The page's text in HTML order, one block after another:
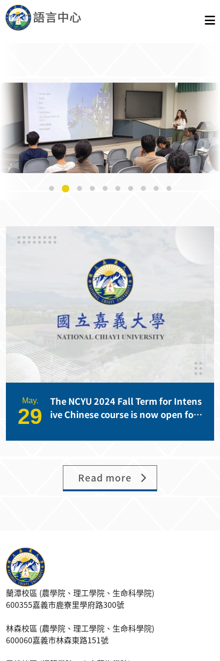
May.
29
The NCYU 2024 Fall Term for Intens
ive Chinese course is now open for
Read more
蘭潭校區 (農學院、理工學院、生命科學院)
600355嘉義市鹿寮里學府路300號
林森校區 (農學院、理工學院、生命科學院)
600060嘉義市林森東路151號